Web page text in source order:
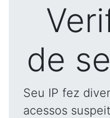
de
Seu IP fez
acessos